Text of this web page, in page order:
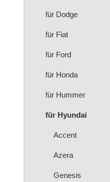
für Dodge
für Fiat
für Ford
für Honda
für Hummer
für Hyundai
Accent
Azera
Genesis